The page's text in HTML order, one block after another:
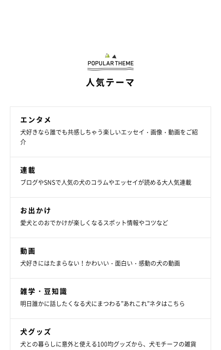
人気テーマ
エンタメ
犬好きなら誰でも共感しちゃう楽しいエッセイ・画像・動画をご紹
介
連載
ブログやSNSで人気の犬のコラムやエッセイが読める大人気連載
お出かけ
愛犬とのおでかけが楽しくなるスポット情報やコツなど
動画
犬好きにはたまらない！かわいい・面白い・感動の犬の動画
雑学・豆知識
明日誰かに話したくなる犬にまつわる”あれこれ”ネタはこちら
犬グッズ
犬との暮らしに意外と使える100均グッズから、犬モチーフの雑貨